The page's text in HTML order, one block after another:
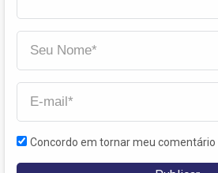
Concordo em tornar meu comentário